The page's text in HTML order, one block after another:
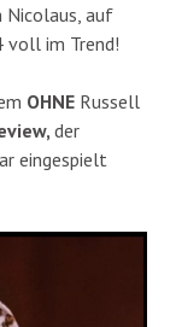
Nicolaus, auf
voll im Trend!
OHNE Russell
der
eingespielt